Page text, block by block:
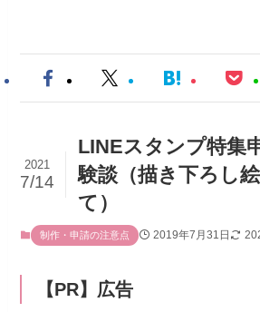
LINEスタンプ特集
験談（描き下ろし
て）
2021
7/14
制作・申請の注意点 2019年7月31日
【PR】広告